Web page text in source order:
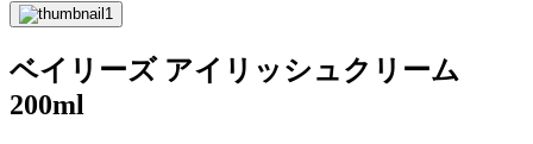
ベイリーズ アイリッシュクリーム
200ml